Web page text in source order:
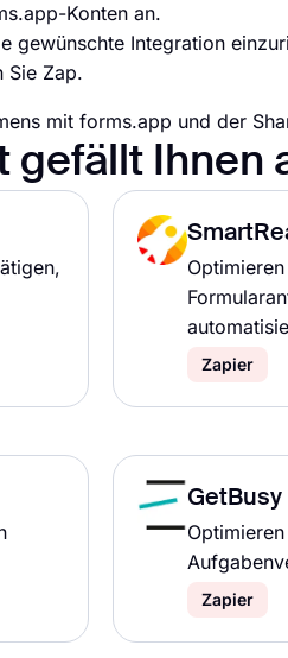
Konten an.
gewünschte Integration
Sie Zap.
mit forms.app und der
gefällt Ihnen
Zapier
GetBusy
Zapier